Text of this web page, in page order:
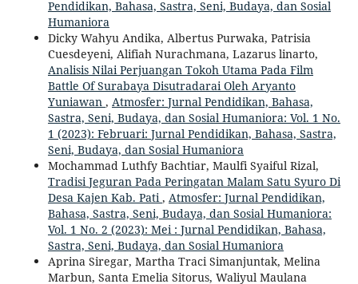
Pendidikan, Bahasa, Sastra, Seni, Budaya, dan Sosial
Humaniora
Dicky Wahyu Andika, Albertus Purwaka, Patrisia
Cuesdeyeni, Alifiah Nurachmana, Lazarus linarto,
Analisis Nilai Perjuangan Tokoh Utama Pada Film
Battle Of Surabaya Disutradarai Oleh Aryanto
Yuniawan , Atmosfer: Jurnal Pendidikan, Bahasa,
Sastra, Seni, Budaya, dan Sosial Humaniora: Vol. 1 No.
1 (2023): Februari: Jurnal Pendidikan, Bahasa, Sastra,
Seni, Budaya, dan Sosial Humaniora
Mochammad Luthfy Bachtiar, Maulfi Syaiful Rizal,
Tradisi Jeguran Pada Peringatan Malam Satu Syuro Di
Desa Kajen Kab. Pati, Atmosfer: Jurnal Pendidikan,
Bahasa, Sastra, Seni, Budaya, dan Sosial Humaniora:
Vol. 1 No. 2 (2023): Mei : Jurnal Pendidikan, Bahasa,
Sastra, Seni, Budaya, dan Sosial Humaniora
Aprina Siregar, Martha Traci Simanjuntak, Melina
Marbun, Santa Emelia Sitorus, Waliyul Maulana